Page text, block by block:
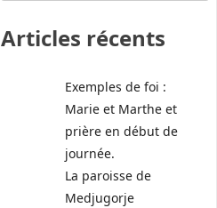
Articles récents
Exemples de foi :
Marie et Marthe et
prière en début de
journée.
La paroisse de
Medjugorje